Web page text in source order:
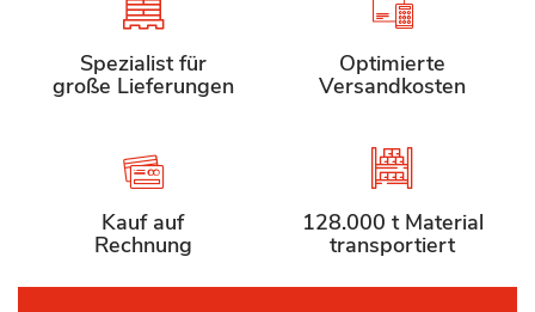
Spezialist für
große Lieferungen
Optimierte
Versandkosten
Kauf auf
Rechnung
128.000 t Material
transportiert